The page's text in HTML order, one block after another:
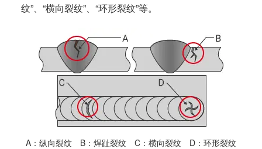
纹”、“横向裂纹”、“环形裂纹”等。
A 纵向裂纹 B 焊趾裂纹 C 横向裂纹 D 环形裂纹